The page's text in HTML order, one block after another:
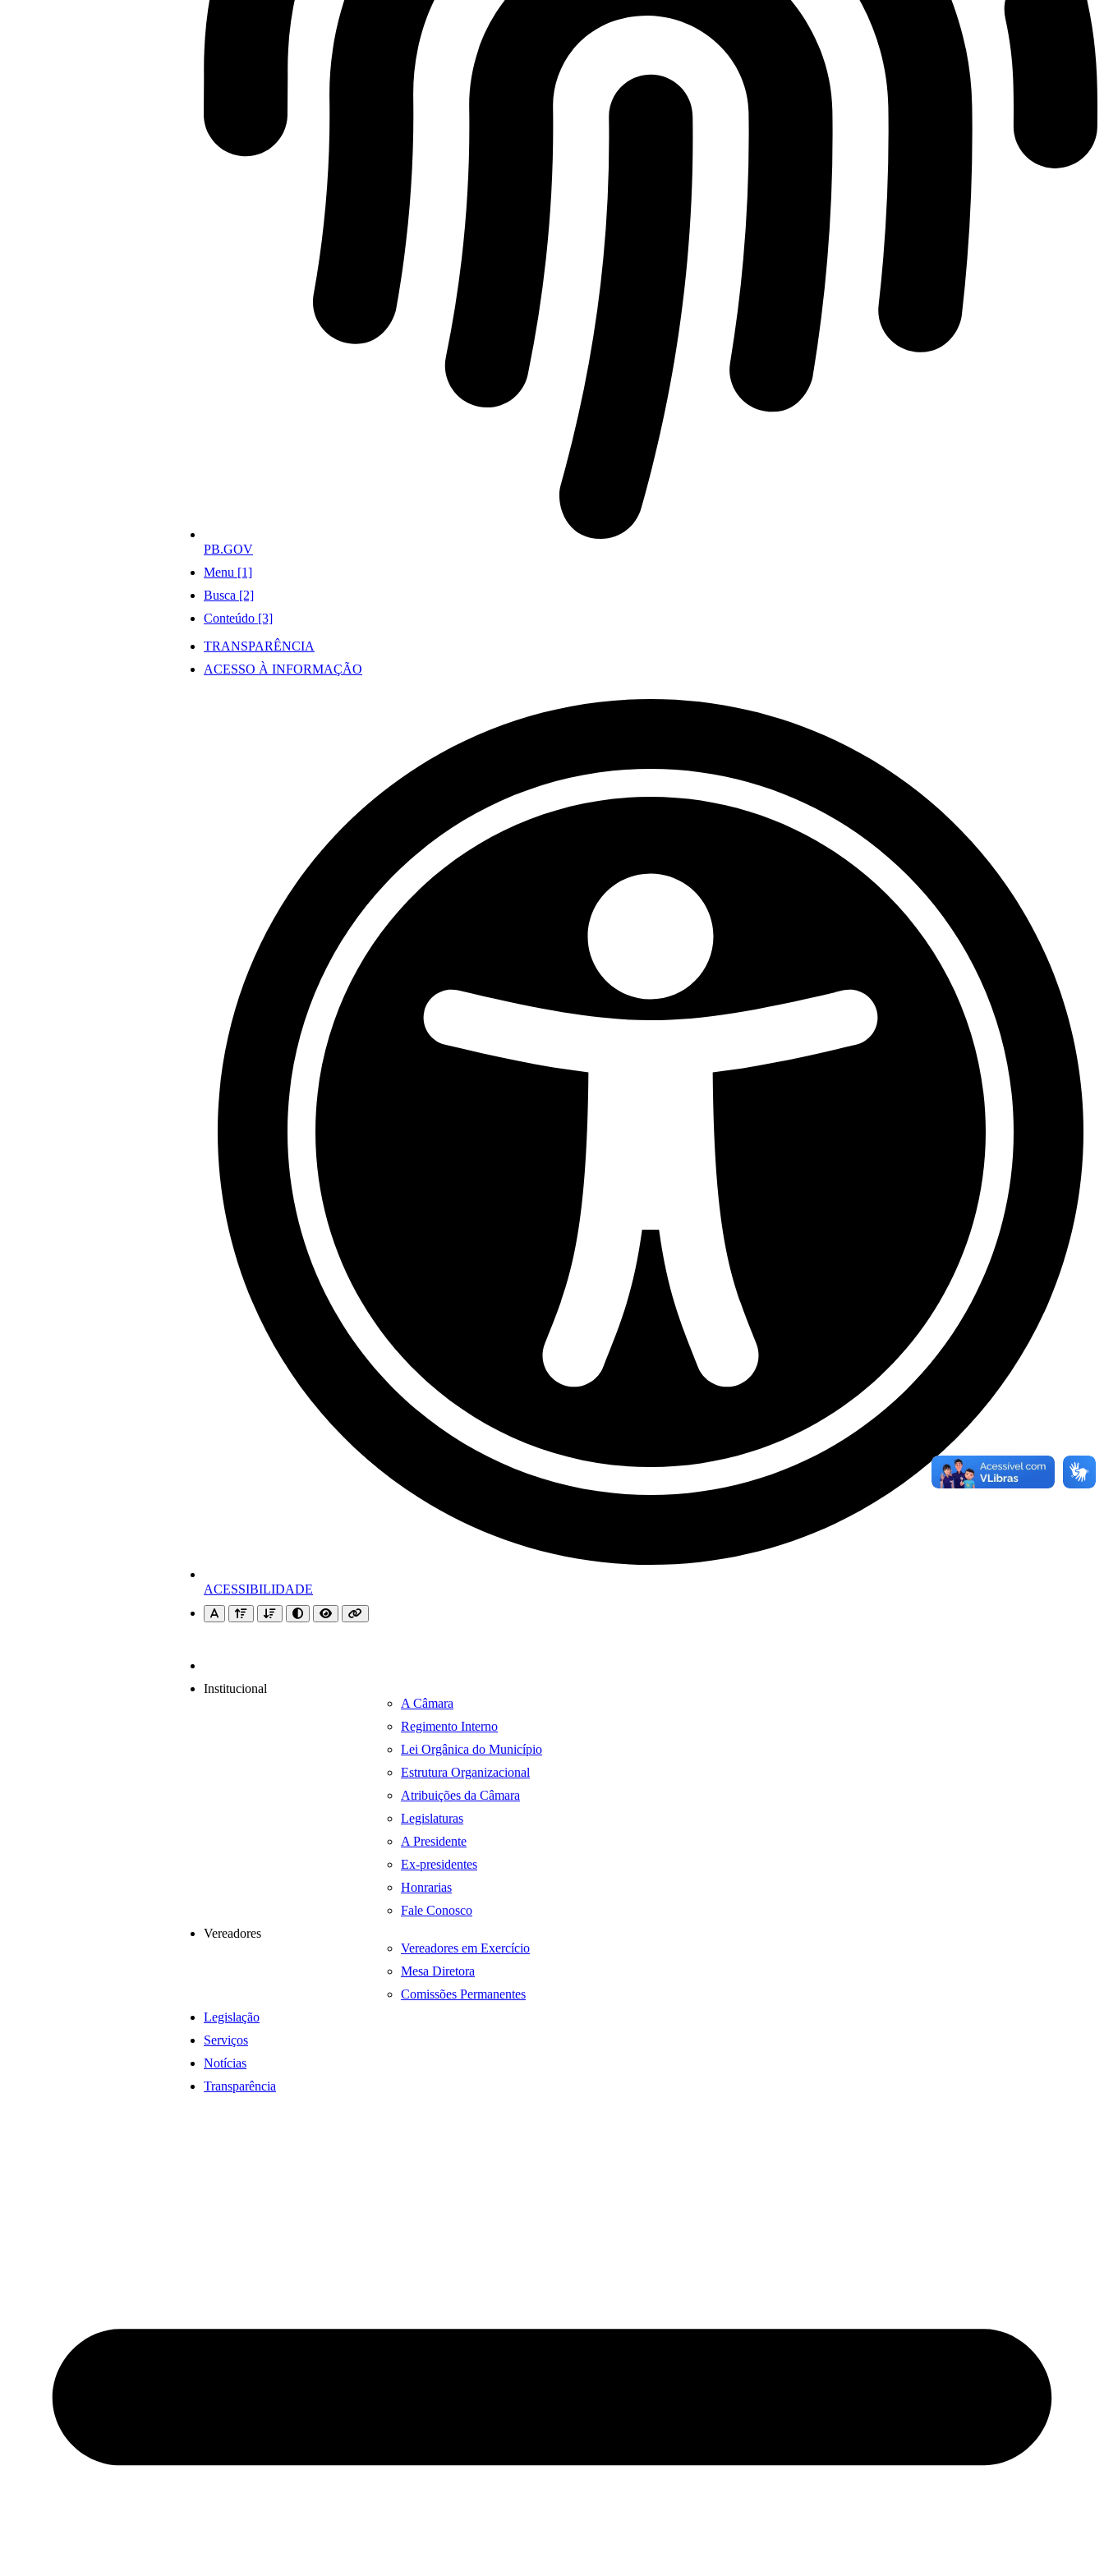
PB.GOV
Menu [1]
Busca [2]
Conteúdo [3]
TRANSPARÊNCIA
ACESSO À INFORMAÇÃO
ACESSIBILIDADE
Institucional
A Câmara
Regimento Interno
Lei Orgânica do Município
Estrutura Organizacional
Atribuições da Câmara
Legislaturas
A Presidente
Ex-presidentes
Honrarias
Fale Conosco
Vereadores
Vereadores em Exercício
Mesa Diretora
Comissões Permanentes
Legislação
Serviços
Notícias
Transparência